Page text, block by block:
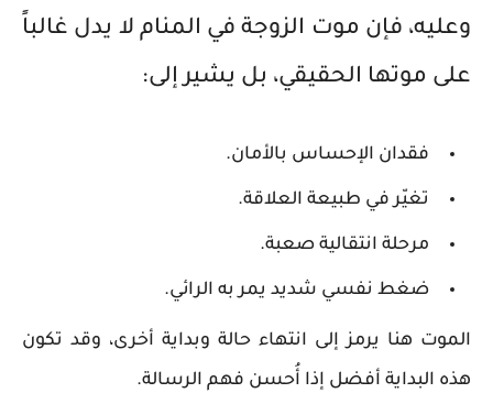
وعليه، فإن موت الزوجة في المنام لا يدل غالباً
على موتها الحقيقي، بل يشير إلى:
فقدان الإحساس بالأمان.
تغيّر في طبيعة العلاقة.
مرحلة انتقالية صعبة.
ضغط نفسي شديد يمر به الرائي.
الموت هنا يرمز إلى انتهاء حالة وبداية أخرى، وقد تكون
هذه البداية أفضل إذا أُحسن فهم الرسالة.